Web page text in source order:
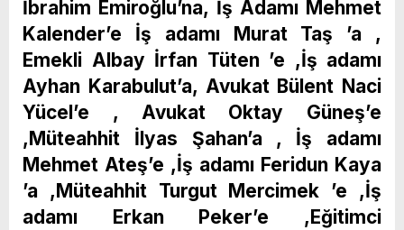
İbrahim Emiroğlu’na, İş Adamı Mehmet
Kalender’e İş adamı Murat Taş ’a ,
Emekli Albay İrfan Tüten ’e ,İş adamı
Ayhan Karabulut’a, Avukat Bülent Naci
Yücel’e , Avukat Oktay Güneş’e
,Müteahhit İlyas Şahan’a , İş adamı
Mehmet Ateş’e ,İş adamı Feridun Kaya
’a ,Müteahhit Turgut Mercimek ’e ,İş
adamı Erkan Peker’e ,Eğitimci